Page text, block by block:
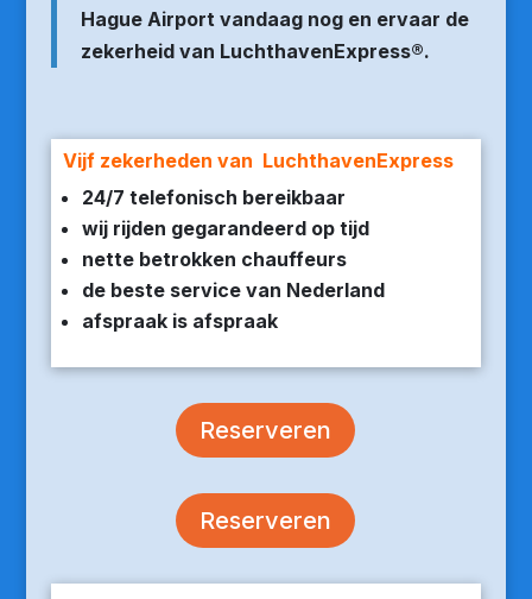
Hague Airport vandaag nog en ervaar de
zekerheid van LuchthavenExpress®.
Vijf zekerheden van LuchthavenExpress
24/7 telefonisch bereikbaar
wij rijden gegarandeerd op tijd
nette betrokken chauffeurs
de beste service van Nederland
afspraak is afspraak
Reserveren
Reserveren